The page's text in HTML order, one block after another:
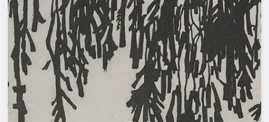
Площадки
Артисты
Рейтинги